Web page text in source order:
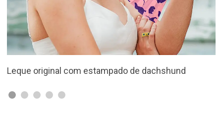
Inclui um gancho para o ter sempre à mão